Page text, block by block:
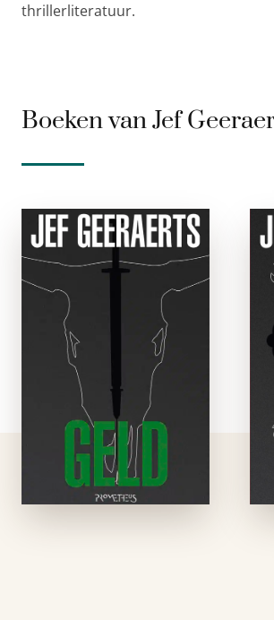
thrillerliteratuur.
Boeken van Jef
Geld
Carl Yvan Diehl (CYD),
een welgestelde,
vijftigjarige
weduwnaar, brengt
zijn dagen
aangenaam door op
een riant
buitenverblijf, na een
succesvolle carrière
als
beleggingsadviseur.